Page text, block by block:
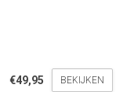
€49,95 BEKIJKEN